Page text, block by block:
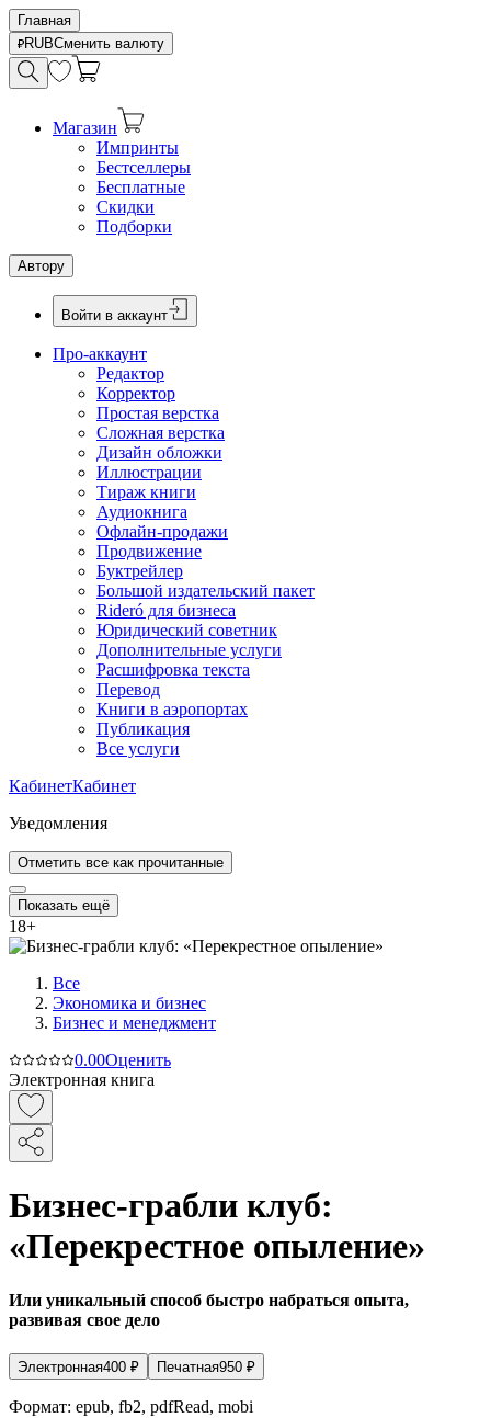
Главная
RUBСменить валюту
Магазин
Импринты
Бестселлеры
Бесплатные
Скидки
Подборки
Автору
Войти в аккаунт
Про-аккаунт
Редактор
Корректор
Простая верстка
Сложная верстка
Дизайн обложки
Иллюстрации
Тираж книги
Аудиокнига
Офлайн-продажи
Продвижение
Буктрейлер
Большой издательский пакет
Rideró для бизнеса
Юридический советник
Дополнительные услуги
Расшифровка текста
Перевод
Книги в аэропортах
Публикация
Все услуги
КабинетКабинет
Уведомления
Отметить все как прочитанные
Показать ещё
18+
Все
Экономика и бизнес
Бизнес и менеджмент
0.00Оценить
Электронная книга
Бизнес-грабли клуб:
«Перекрестное опыление»
Или уникальный способ быстро набраться опыта,
развивая свое дело
Электронная400 ₽ Печатная950 ₽
Формат: epub, fb2, pdfRead, mobi